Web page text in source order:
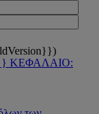
ΚΕΦΑΛΑΙΟ: